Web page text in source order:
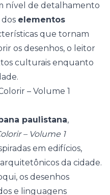
nível de detalhamento
elementos
que tornam
os desenhos, o leitor
culturais enquanto
– Volume 1
paulistana,
– Volume 1
em edifícios,
da cidade.
os desenhos
e linguagens